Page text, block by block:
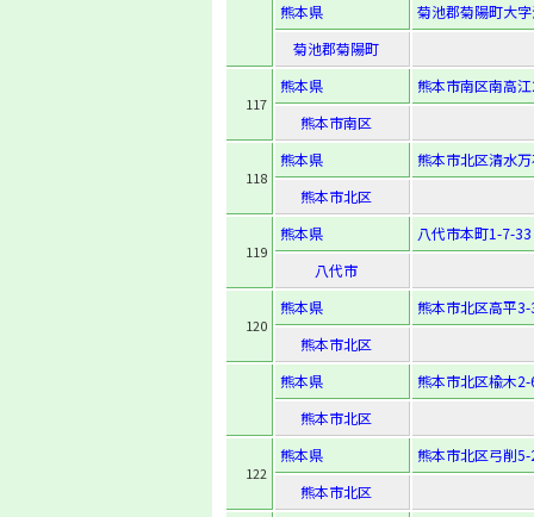
熊本県
菊池郡菊陽町大
菊池郡菊陽町
117
熊本県
熊本市南区南高
熊本市南区
118
熊本県
熊本市北区清水
熊本市北区
119
熊本県
八代市本町1-7-33
八代市
120
熊本県
熊本市北区高平
熊本市北区
熊本県
熊本市北区楡木
熊本市北区
122
熊本県
熊本市北区弓削
熊本市北区